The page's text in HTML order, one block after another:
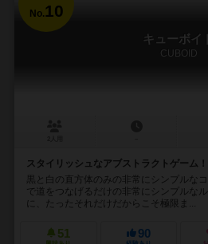
No. 10
キューボイ
CUBOID
スタイリッシュなアブストラクトゲーム！
黒と白の直方体のみの非常にシンプルな
で道をつなげるだけの非常にシンプルな
に、たったそれだけだからこそ極限ま...
51 90